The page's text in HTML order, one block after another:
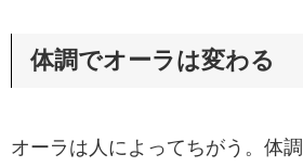
体調でオーラは変わる
オーラは人によってちがう。体